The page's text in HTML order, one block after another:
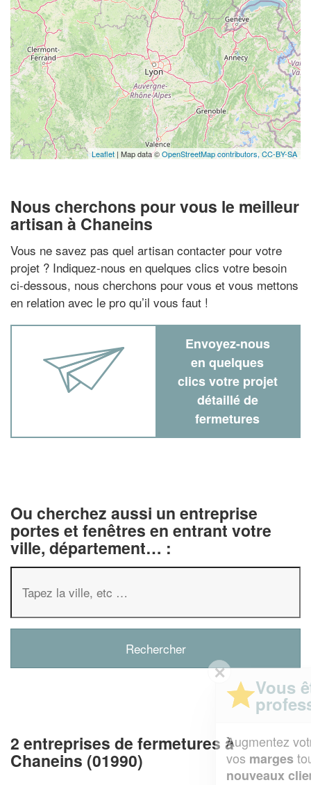
Leaflet | Map data ©OpenStreetMap contributors, CC-BY-SA
Nous cherchons pour vous le meilleur
artisan à Chaneins
Vous ne savez pas quel artisan contacter pour votre
projet ? Indiquez-nous en quelques clics votre besoin
ci-dessous, nous cherchons pour vous et vous mettons
en relation avec le pro qu’il vous faut !
Envoyez-nous
en quelques
clics votre projet
détaillé de
fermetures
Ou cherchez aussi un entreprise
portes et fenêtres en entrant votre
ville, département… :
2 entreprises de fermetures à
Chaneins (01990)
✕
professionnel ?
Augmentez votrechiffre d'affaireset
vosmarges
tout en gagnant de
nouveaux clients